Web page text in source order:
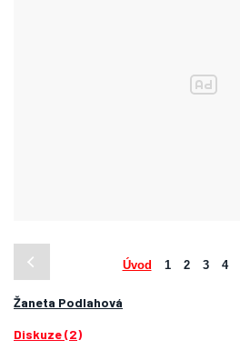
Úvod 1 2 3 4
Žaneta Podlahová
Diskuze (2)